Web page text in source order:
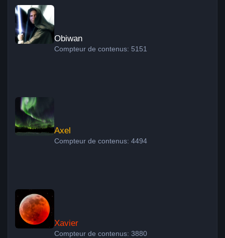
Obiwan
Compteur de contenus: 5151
Axel
Compteur de contenus: 4494
Xavier
Compteur de contenus: 3880